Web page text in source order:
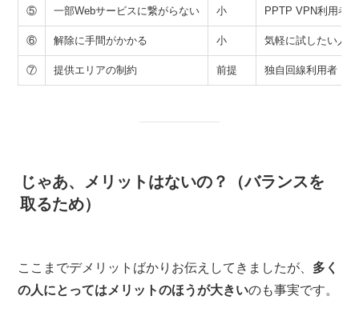
⑤ 一部Webサービスに繋がらない 小 PPTP VPN利用者
⑥ 解除に手間がかかる 小 気軽に試したい人
⑦ 提供エリアの制約 前提 独自回線利用者
じゃあ、メリットはないの？（バランスを
取るため）
ここまでデメリットばかりお伝えしてきましたが、 多く
の人にとってはメリットのほうが大きいのも事実です。